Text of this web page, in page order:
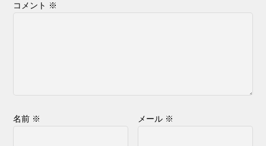
コメント ※
名前 ※ メール ※